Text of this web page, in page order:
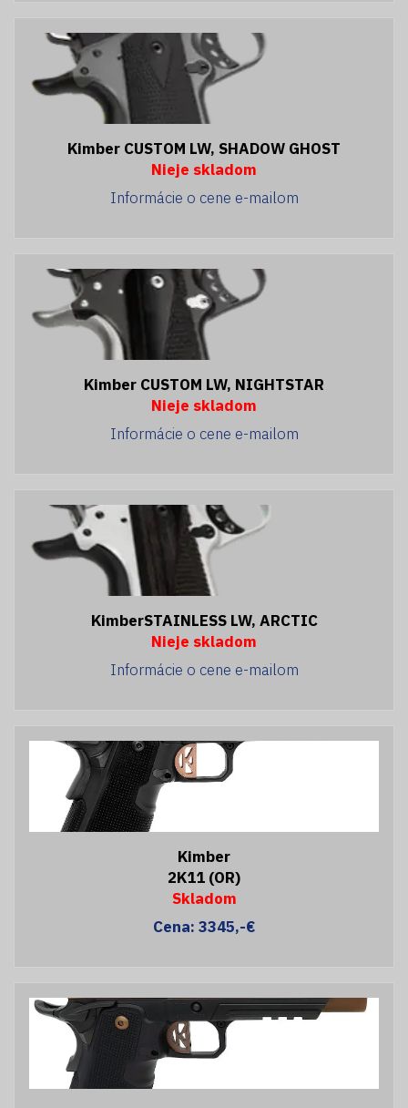
Kimber CUSTOM LW, SHADOW GHOST
Nieje skladom
Informácie o cene e-mailom
Kimber CUSTOM LW, NIGHTSTAR
Nieje skladom
Informácie o cene e-mailom
KimberSTAINLESS LW, ARCTIC
Nieje skladom
Informácie o cene e-mailom
Kimber
2K11 (OR)
Skladom
Cena: 3345,-€